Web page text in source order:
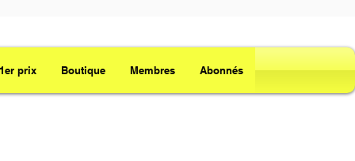
1er prix Boutique Membres Abonnés